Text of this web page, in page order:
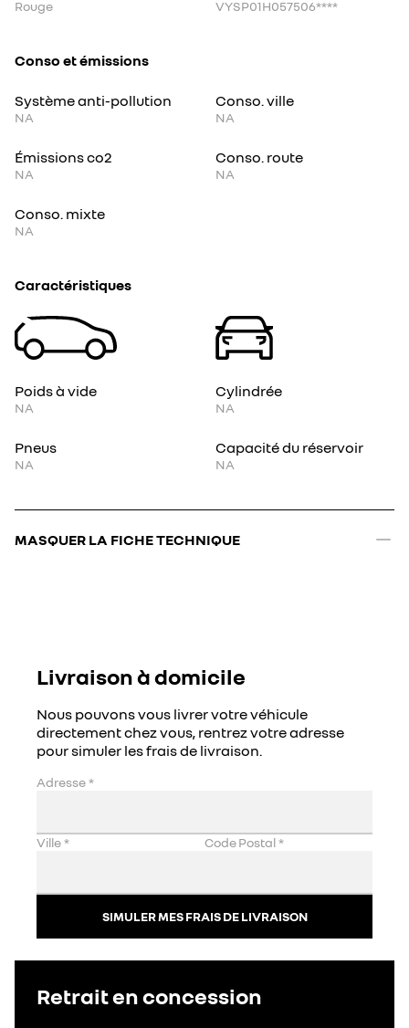
MASQUER LA FICHE TECHNIQUE
Rouge VYSP01H057506****
Conso et émissions
Système anti-pollution
NA
Conso. ville
NA
Émissions co2
NA
Conso. route
NA
Conso. mixte
NA
Caractéristiques
Poids à vide
NA
Cylindrée
NA
Pneus
NA
Capacité du réservoir
NA
Livraison à domicile
Nous pouvons vous livrer votre véhicule
directement chez vous, rentrez votre adresse
pour simuler les frais de livraison.
Adresse*
Ville* Code Postal*
SIMULER MES FRAIS DE LIVRAISON
Retrait en concession